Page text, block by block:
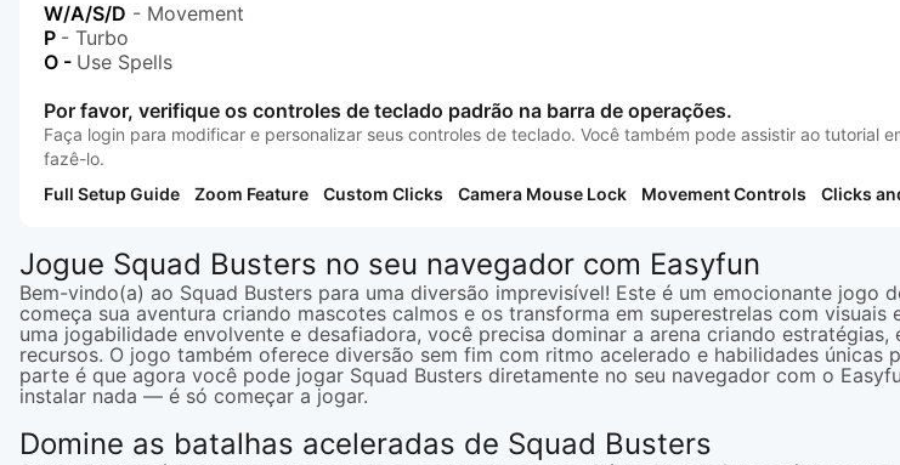
W/A/S/D - Movement
P - Turbo
O - Use Spells
Por favor, verifique os controles de teclado padrão na barra de operações.
Faça login para modificar e personalizar seus controles de teclado. Você também pode assistir ao tutorial
fazê-lo.
Full Setup Guide
Zoom Feature Custom Clicks Camera Mouse Lock Movement Controls Clicks
Jogue Squad Busters no seu navegador com Easyfun
Bem-vindo(a) ao Squad Busters para uma diversão imprevisível! Este é um emocionante jogo
começa sua aventura criando mascotes calmos e os transforma em superestrelas com visuais
uma jogabilidade envolvente e desafiadora, você precisa dominar a arena criando
recursos. O jogo também oferece diversão sem fim com ritmo acelerado e habilidades únicas
parte é que agora você pode jogar Squad Busters diretamente no seu navegador com o
instalar nada — é só começar a jogar.
Domine as batalhas aceleradas de Squad Busters